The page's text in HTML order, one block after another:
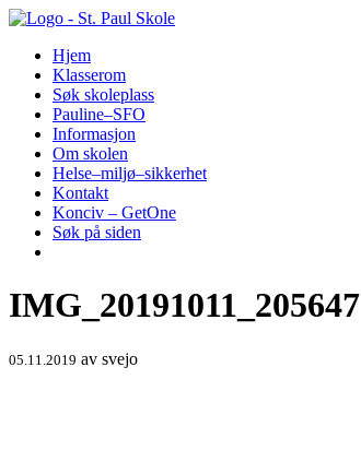
Hopp
innholdHjem
Klasserom
Søk skoleplass
Pauline–SFO
Informasjon
Om skolen
Helse–miljø–sikkerhet
Kontakt
Konciv – GetOne
Søk på siden
IMG_20191011_205647
05.11.2019 av svejo